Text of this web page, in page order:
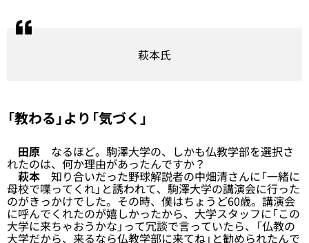
萩本氏
「教わる」より「気づく」
田原 なるほど。駒澤大学の、しかも仏教学部を選択さ
れたのは、何か理由があったんですか？
萩本 知り合いだった野球解説者の中畑清さんに「一緒に
母校で喋ってくれ」と誘われて、駒澤大学の講演会に行った
のがきっかけでした。その時、僕はちょうど60歳。講演会
に呼んでくれたのが嬉しかったから、大学スタッフに「この
大学に来ちゃおうかな」って冗談で言っていたら、「仏教の
大学だから、来るなら仏教学部に来てね」と勧められたんで